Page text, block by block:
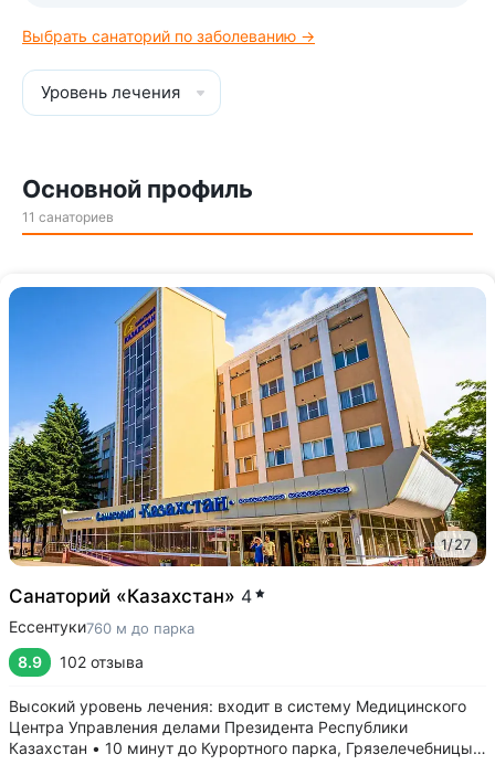
Выбрать санаторий по заболеванию →
Уровень лечения
Основной профиль
11 санаториев
1/27
Санаторий «Казахстан» 4
Ессентуки760 м до парка
8.9 102 отзыва
Высокий уровень лечения: входит в систему Медицинского
Центра Управления делами Президента Республики
Казахстан • 10 минут до Курортного парка, Грязелечебницы